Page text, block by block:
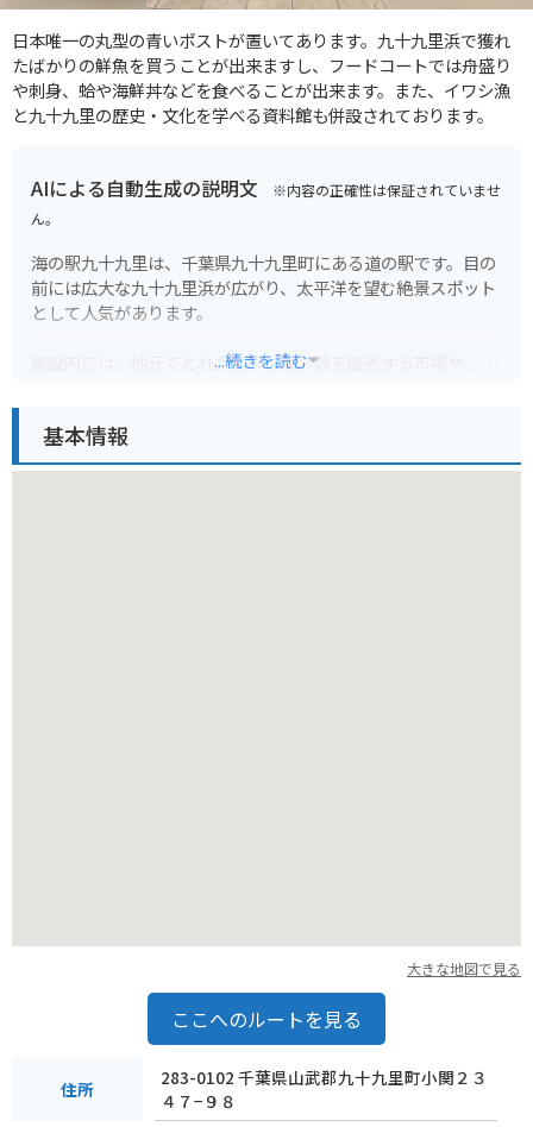
日本唯一の丸型の青いポストが置いてあります。九十九里浜で獲れ
たばかりの鮮魚を買うことが出来ますし、フードコートでは舟盛り
や刺身、蛤や海鮮丼などを食べることが出来ます。また、イワシ漁
と九十九里の歴史・文化を学べる資料館も併設されております。
AIによる自動生成の説明文 ※内容の正確性は保証されていませ
ん。
海の駅九十九里は、千葉県九十九里町にある道の駅です。目の
前には広大な九十九里浜が広がり、太平洋を望む絶景スポット
として人気があります。
施設内には、地元でとれた新鮮な魚介類を販売する市場や、九
り、ドライブの休憩スポットとしても最適です。
...続きを読む
基本情報
大きな地図で見る
ここへのルートを見る
住所
283-0102 千葉県山武郡九十九里町小関２３
４７−９８